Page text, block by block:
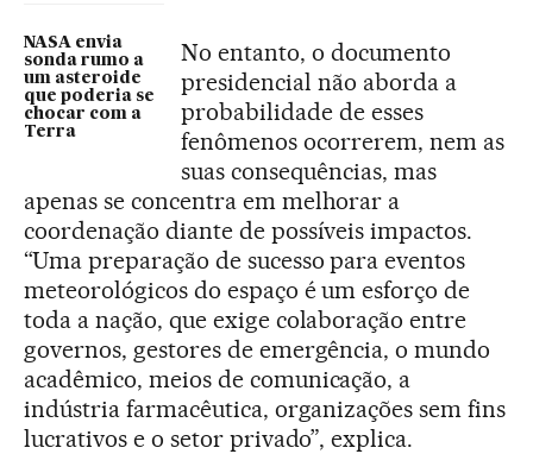
NASA envia
sonda rumo a
um asteroide
que poderia se
chocar com a
Terra
No entanto, o documento
presidencial não aborda a
probabilidade de esses
fenômenos ocorrerem, nem as
suas consequências, mas
apenas se concentra em melhorar a
coordenação diante de possíveis impactos.
“Uma preparação de sucesso para eventos
meteorológicos do espaço é um esforço de
toda a nação, que exige colaboração entre
governos, gestores de emergência, o mundo
acadêmico, meios de comunicação, a
indústria farmacêutica, organizações sem fins
lucrativos e o setor privado”, explica.